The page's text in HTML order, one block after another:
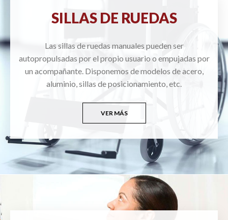
SILLAS DE RUEDAS
Las sillas de ruedas manuales pueden ser
autopropulsadas por el propio usuario o empujadas por
un acompañante. Disponemos de modelos de acero,
aluminio, sillas de posicionamiento, etc.
VER MÁS